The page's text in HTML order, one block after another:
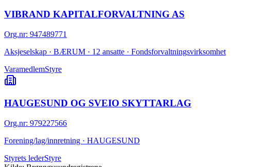
VIBRAND KAPITALFORVALTNING AS
Org.nr: 947489771
Aksjeselskap · BÆRUM · 12 ansatte · Fondsforvaltningsvirksomhet
VaramedlemStyre
HAUGESUND OG SVEIO SKYTTARLAG
Org.nr: 979227566
Forening/lag/innretning · HAUGESUND
Styrets lederStyre